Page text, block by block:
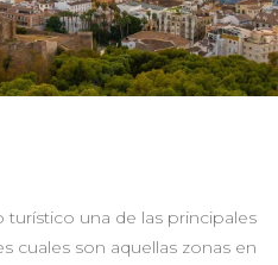
una de las principales
cuales son aquellas zonas en